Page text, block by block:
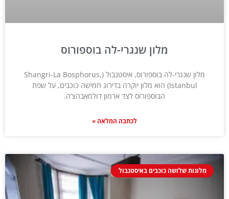
מלון שנגרי-לה בוספורוס
מלון שנגרי-לה בוספורוס, איסטנבול (Shangri-La Bosphorus,
Istanbul) הוא מלון יוקרה בדירוג חמישה כוכבים, על שפת
הבוספורוס לצד ארמון דולמאבהצ‘ה.
לכתבה המלאה »
מלונות שלושה כוכבים באיסטנבול